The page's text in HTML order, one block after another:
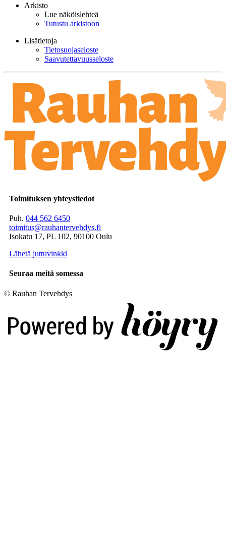
Arkisto
Lue näköislehteä
Tutustu arkistoon
Lisätietoja
Tietosuojaseloste
Saavutettavuusseloste
Toimituksen yhteystiedot
Puh. 044 562 6450
toimitus@rauhantervehdys.fi
Isokatu 17, PL 102, 90100 Oulu
Lähetä juttuvinkki
Seuraa meitä somessa
© Rauhan Tervehdys